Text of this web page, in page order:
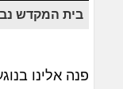
בית המקדש
פנה אלינו